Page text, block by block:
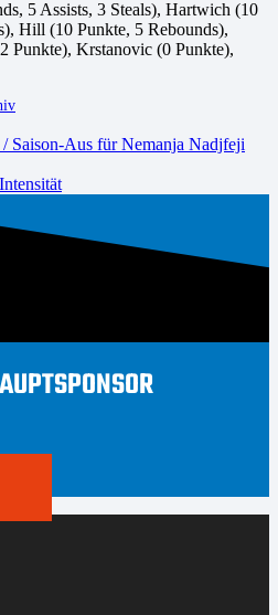
5 Assists, 3 Steals), Hartwich (10
Hill (10 Punkte, 5 Rebounds),
Punkte), Krstanovic (0 Punkte),
Saison-Aus für Nemanja Nadjfeji